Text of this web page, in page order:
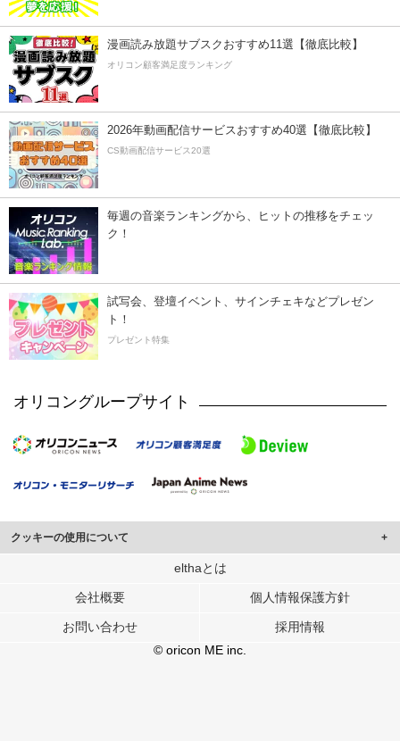
漫画読み放題サブスクおすすめ11選【徹底比較】
オリコン顧客満足度ランキング
2026年動画配信サービスおすすめ40選【徹底比較】
CS動画配信サービス20選
毎週の音楽ランキングから、ヒットの推移をチェッ
ク！
試写会、登壇イベント、サインチェキなどプレゼン
ト！
プレゼント特集
オリコングループサイト
クッキーの使用について
このサイトでは Cookie を使用して、ユーザーに合わせたコンテンツや広告の
行っています。
メディアや広告配信、データ解析の各パートナーに提供しています。
各パートナーは、この情報とユーザーが各パートナーに提供した他の情報や、
ユーザーが各パートナーのサービスを使用したときに収集した他の情報を組み
elthaとは
会社概要 個人情報保護方針
お問い合わせ
採用情報
© oricon ME inc.